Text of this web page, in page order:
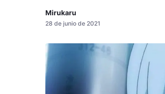
Mirukaru
28 de junio de 2021